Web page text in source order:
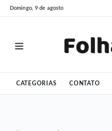
Pular
para
Pular
para
Domingo, 9 de agosto
CATEGORIAS CONTATO